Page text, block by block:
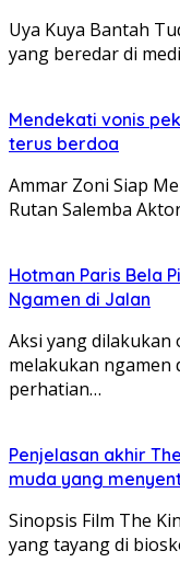
Uya Kuya Bantah
yang beredar di
Mendekati vonis
terus berdoa
Ammar Zoni Siap
Rutan Salemba
Hotman Paris Bela
Ngamen di Jalan
Aksi yang dilakukan
melakukan ngamen
perhatian…
Penjelasan akhir
muda yang
Sinopsis Film The
yang tayang di